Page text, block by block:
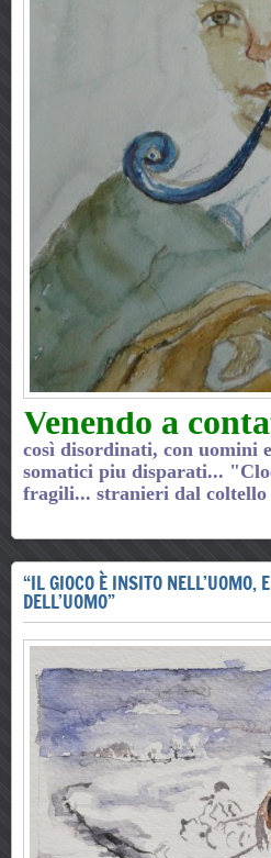
Venendo a
così disordinati, con uomini
somatici piu disparati...
fragili... stranieri dal coltello
“IL GIOCO È INSITO NELL’UOMO,
DELL’UOMO”